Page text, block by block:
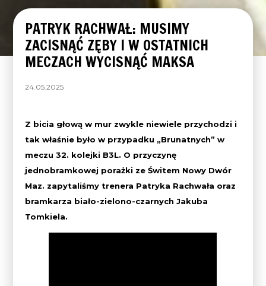
PATRYK RACHWAŁ: MUSIMY
ZACISNĄĆ ZĘBY I W OSTATNICH
MECZACH WYCISNĄĆ MAKSA
24.05.2025
Z bicia głową w mur zwykle niewiele przychodzi i
tak właśnie było w przypadku „Brunatnych” w
meczu 32. kolejki B3L. O przyczynę
jednobramkowej porażki ze Świtem Nowy Dwór
Maz. zapytaliśmy trenera Patryka Rachwała oraz
bramkarza biało-zielono-czarnych Jakuba
Tomkiela.